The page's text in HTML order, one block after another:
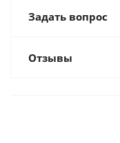
Задать вопрос
Отзывы